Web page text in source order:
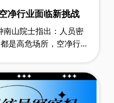
净行业面临新挑战
山院士指出：人员密
是高危场所，空净行业